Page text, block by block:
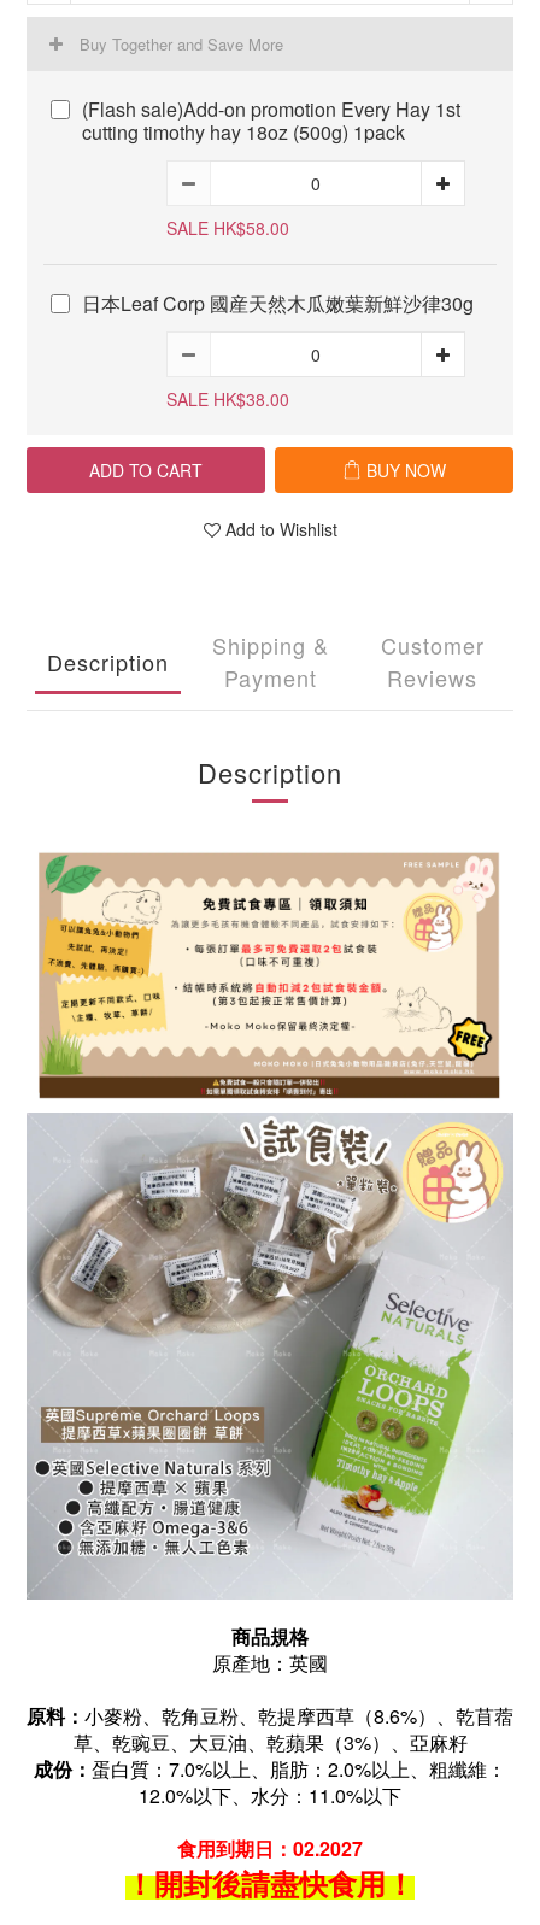
Buy Together and Save More
(Flash sale)Add-on promotion Every Hay 1st
cutting timothy hay 18oz (500g) 1pack
SALE HK$58.00
日本Leaf Corp 國産天然木瓜嫩葉新鮮沙律30g
SALE HK$38.00
ADD TO CART BUY NOW
Add to Wishlist
Description
Shipping &
Payment
Customer
Reviews
Description
商品規格
原產地：英國
原料： 小麥粉、乾角豆粉、乾提摩西草（8.6%）、乾苜蓿
草、乾豌豆、大豆油、乾蘋果（3%）、亞麻籽
成份： 蛋白質：7.0%以上、 脂肪：2.0%以上、 粗纖維：
12.0%以下、 水分：11.0%以下
食用到期日：02.2027
！開封後請盡快食用！